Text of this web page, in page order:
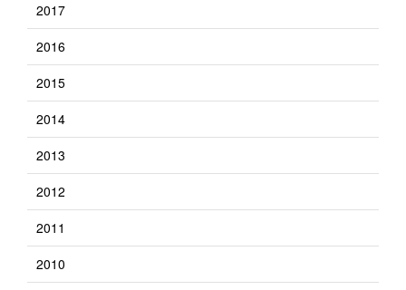
2017
2016
2015
2014
2013
2012
2011
2010